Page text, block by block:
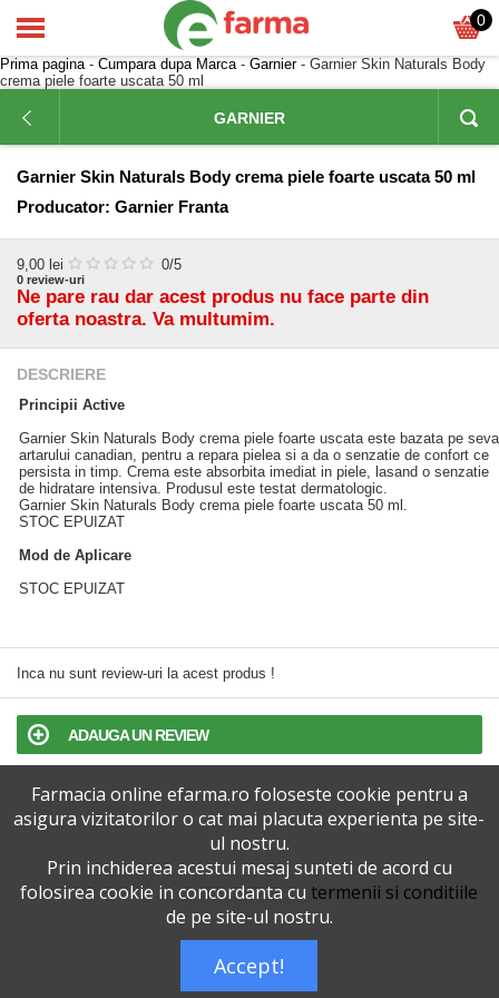
0
Prima pagina- Cumpara dupa Marca- Garnier- Garnier Skin Naturals Body
crema piele foarte uscata 50 ml
GARNIER
Garnier Skin Naturals Body crema piele foarte uscata 50 ml
Producator: Garnier Franta
9,00 lei 0/5
0 review-uri
Ne pare rau dar acest produs nu face parte din
oferta noastra. Va multumim.
DESCRIERE
Principii Active
Garnier Skin Naturals Body crema piele foarte uscata este bazata pe seva
artarului canadian, pentru a repara pielea si a da o senzatie de confort ce
persista in timp. Crema este absorbita imediat in piele, lasand o senzatie
de hidratare intensiva. Produsul este testat dermatologic.
Garnier Skin Naturals Body crema piele foarte uscata 50 ml.
STOC EPUIZAT
Mod de Aplicare
STOC EPUIZAT
Inca nu sunt review-uri la acest produs !
ADAUGA UN REVIEW
TERMENI SI CONDITII
POLITICA DE CONFIDENTIALITATE
VERSIUNEA DESKTOP
Farmacia online efarma.ro foloseste cookie pentru a
asigura vizitatorilor o cat mai placuta experienta pe site-
ul nostru.
Prin inchiderea acestui mesaj sunteti de acord cu
folosirea cookie in concordanta cu termenii si conditiile
de pe site-ul nostru.
Accept!